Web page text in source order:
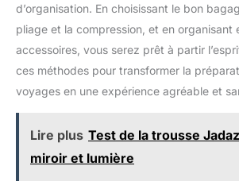
d’organisation. En choisissant le bon
pliage et la compression, et en organisant
accessoires, vous serez prêt à partir
ces méthodes pour transformer la
voyages en une expérience agréable et
Lire plus Test de la trousse
miroir et lumière